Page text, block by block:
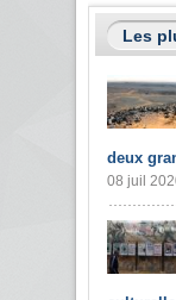
Les
deux
08 juil